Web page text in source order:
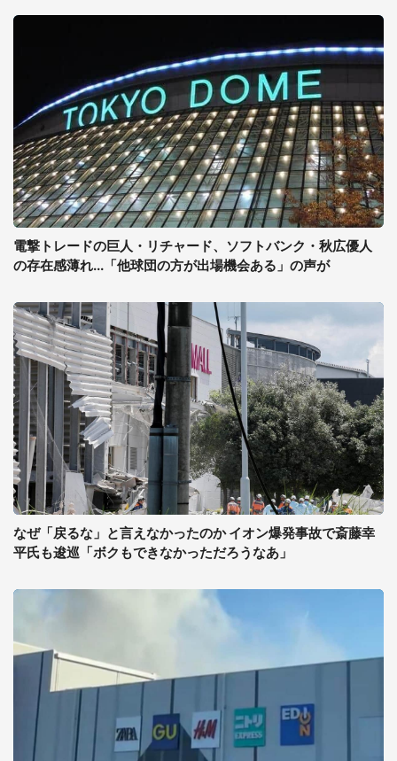
電撃トレードの巨人・リチャード、ソフトバンク・秋広優人
の存在感薄れ...「他球団の方が出場機会ある」の声が
なぜ「戻るな」と言えなかったのか イオン爆発事故で斎藤幸
平氏も逡巡「ボクもできなかっただろうなあ」